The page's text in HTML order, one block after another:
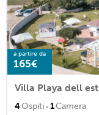
a partire da
165€
Villa Playa dell est
4Ospiti · 1Camera